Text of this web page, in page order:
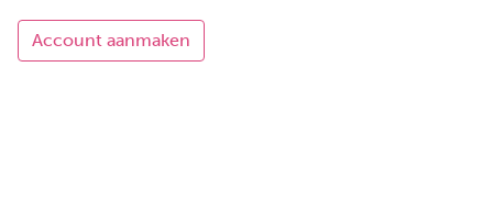
Account aanmaken